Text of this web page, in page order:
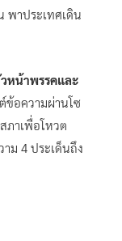
พาประเทศเดิน
หน้าพรรคและ
ข้อความผ่านโซ
ภาเพื่อโหวต
ม 4 ประเด็นถึง